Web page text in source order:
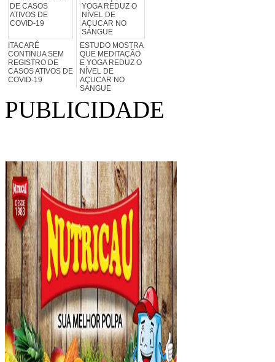
ITACARÉ
CONTINUA SEM
REGISTRO DE
CASOS ATIVOS DE
COVID-19
ESTUDO MOSTRA
QUE MEDITAÇÃO
E YOGA REDUZ O
NÍVEL DE
AÇUCAR NO
SANGUE
PUBLICIDADE